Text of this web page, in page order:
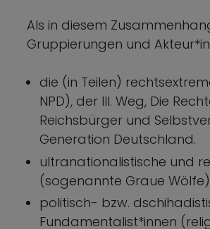
Als in diesem
Gruppierungen und
die (in Teilen)
NPD), der III. Weg, Die
Reichsbürger und
Generation Deutschland.
ultranationalistische und
(sogenannte Graue
politisch- bzw.
Fundamentalist*innen